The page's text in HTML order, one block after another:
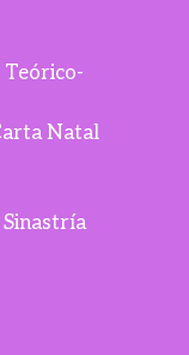
Teórico-
Natal
Sinastría